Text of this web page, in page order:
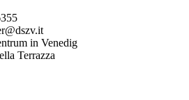
in Venedig
Terrazza